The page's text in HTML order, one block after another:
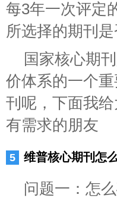
每3年一次评定
所选择的期刊是
国家核心期
价体系的一个
刊呢，下面我
有需求的朋友
维普核心期刊怎
问题一：怎